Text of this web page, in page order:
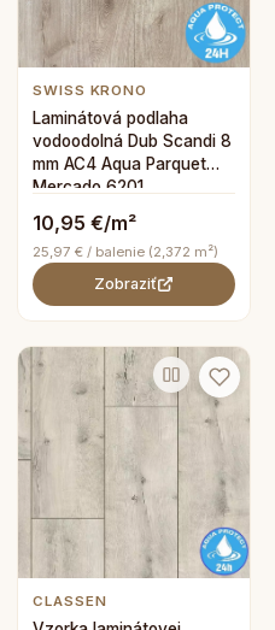
SWISS KRONO
Laminátová podlaha
vodoodolná Dub Scandi 8
mm AC4 Aqua Parquet
Mercado 6201
10,95 €/m²
25,97 € / balenie (2,372 m²)
Zobraziť
CLASSEN